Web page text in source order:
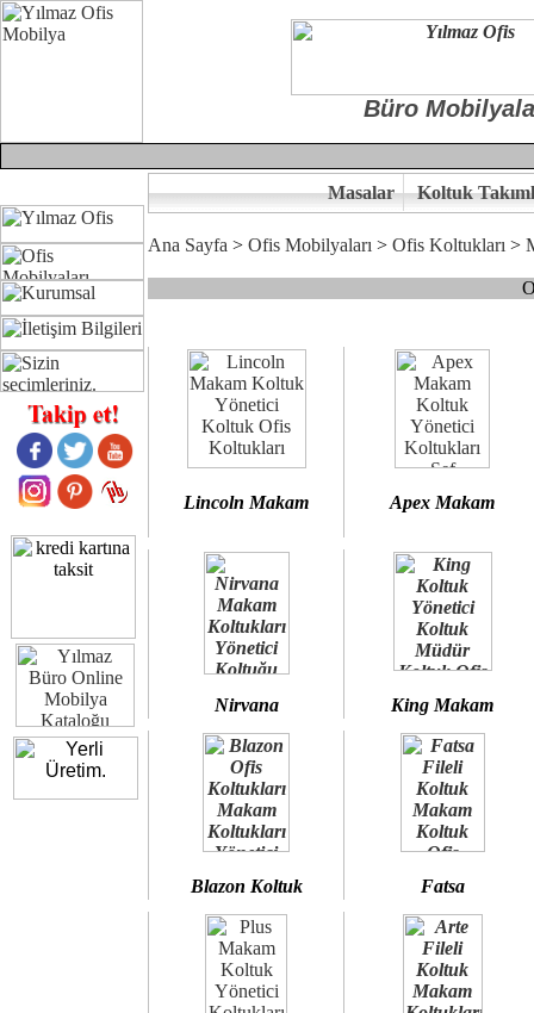
Büro
Ofisinizin dekorasyonunda ergonomi ve kaliteye önem
Çünkü sitemizde bulunan seçkin bürosit, goldsit ve modern
Size yakışan ofis koltuk tasarımına gelin birlikte karar verelim.
Kalite ve ergonomiyi arıyanların tercihi...Yılmaz Büro Mobilya
Masalar Koltuk
Ana Sayfa > Ofis Mobilyaları > Ofis Koltukları >
Lincoln Makam Apex Makam
Nirvana King Makam
Blazon Koltuk Fatsa